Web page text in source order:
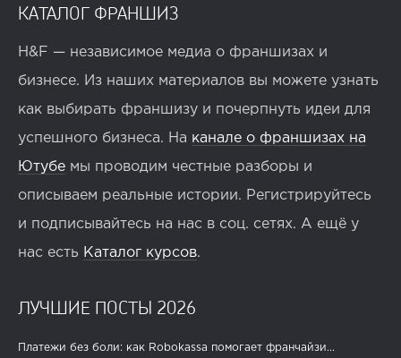
КАТАЛОГ ФРАНШИЗ
H&F — независимое медиа о франшизах и
бизнесе. Из наших материалов вы можете узнать
как выбирать франшизу и почерпнуть идеи для
успешного бизнеса. На канале о франшизах на
Ютубе мы проводим честные разборы и
описываем реальные истории. Регистрируйтесь
и подписывайтесь на нас в соц. сетях. А ещё у
нас есть Каталог курсов.
ЛУЧШИЕ ПОСТЫ 2026
Платежи без боли: как Robokassa помогает франчайзи...